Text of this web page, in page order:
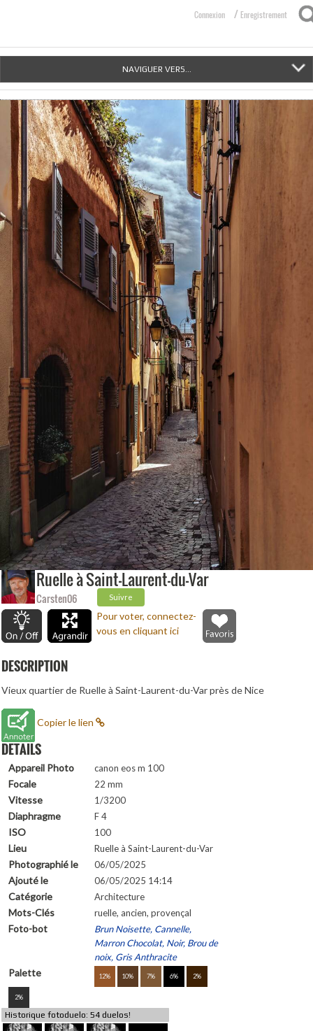
Connexion / Enregistrement
NAVIGUER VERS...
Ruelle à Saint-Laurent-du-Var
Carsten06 Suivre
Pour voter, connectez-
vous en cliquant ici
DESCRIPTION
Vieux quartier de Ruelle à Saint-Laurent-du-Var près de Nice
Copier le lien
DETAILS
Appareil Photo canon eos m 100
Focale 22 mm
Vitesse 1/3200
Diaphragme F 4
ISO 100
Lieu Ruelle à Saint-Laurent-du-Var
Photographié le 06/05/2025
Ajouté le 06/05/2025 14:14
Catégorie Architecture
Mots-Clés ruelle, ancien, provençal
Foto-bot
Brun Noisette, Cannelle,
Marron Chocolat, Noir, Brou de
noix, Gris Anthracite
Palette 12% 10% 7% 6% 2%
2%
Historique fotoduelo: 54 duelos!